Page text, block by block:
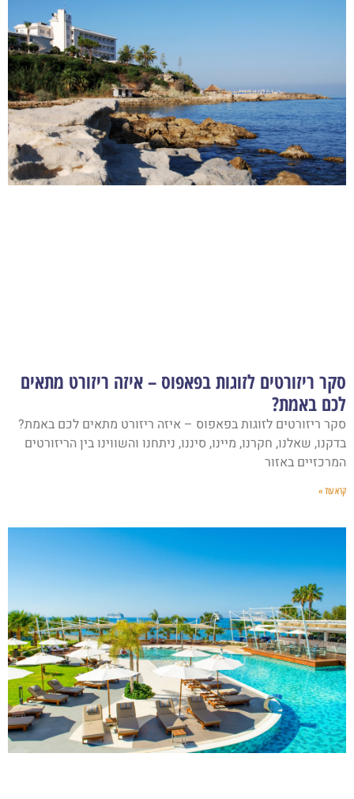
סקר ריזורטים לזוגות בפאפוס – איזה ריזורט מתאים
לכם באמת?
סקר ריזורטים לזוגות בפאפוס – איזה ריזורט מתאים לכם באמת?
בדקנו, שאלנו, חקרנו, מיינו, סיננו, ניתחנו והשווינו בין הריזורטים
המרכזיים באזור
קרא עוד »